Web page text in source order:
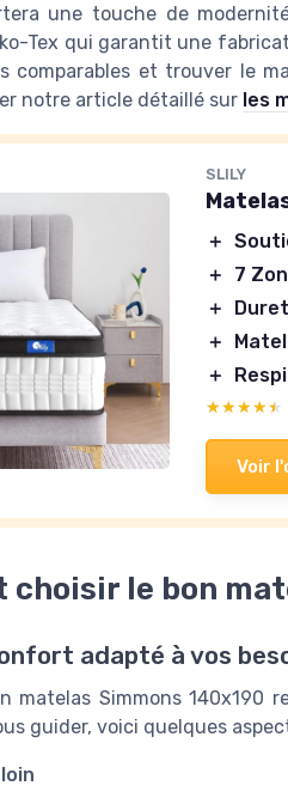
une touche de
Tex qui garantit une
comparables et trouver le
notre article détaillé sur les
SLILY
＋
＋
7
＋
＋
＋
★★★★★
★★★★★
Voir
choisir le bon
adapté à vos
matelas Simmons 140x190
guider, voici quelques